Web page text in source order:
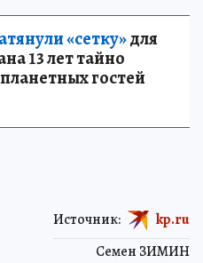
«сетку»для
13 лет тайно
гостей
Семен ЗИМИН
Источник: kp.ru